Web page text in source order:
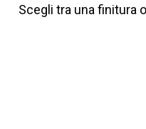
Scegli tra una finitura